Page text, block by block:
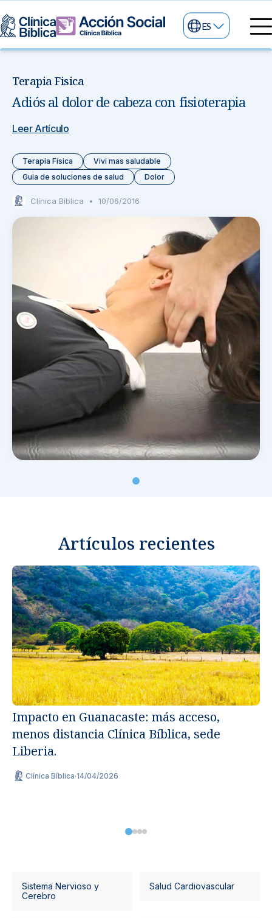
Especialidades médicas
Nuestras especialidades
Servicios
Servicios 24/7
Servicios Especializados
Mi Vida
Información
Sobre nosotros
Investigación, Innovación y Docencia
Noticias y blog
ES
Terapia Fisica
Adiós al dolor de cabeza con fisioterapia
Leer Artículo
Terapia Fisica
Vivi mas saludable
Guia de soluciones de salud
Dolor
Clínica Bíblica • 10/06/2016
Artículos recientes
Impacto en Guanacaste: más acceso,
menos distancia Clínica Bíblica, sede
Liberia.
Clínica Bíblica·14/04/2026
Sistema Nervioso y
Cerebro
Salud Cardiovascular